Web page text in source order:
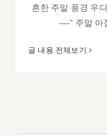
흔한 주말 풍경 우
~~~” 주말
글 내용 전체보기